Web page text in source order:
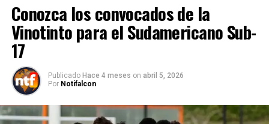
Conozca los convocados de la
Vinotinto para el Sudamericano Sub-
17
Publicado Hace 4 meses on abril 5, 2026
Por Notifalcon